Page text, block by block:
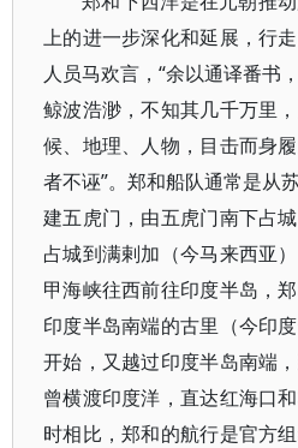
上的进一步深化和延展，行
人员马欢言，“余以通译番书
鲸波浩渺，不知其几千万里
候、地理、人物，目击而身
者不诬”。郑和船队通常是从
建五虎门，由五虎门南下占
占城到满剌加（今马来西亚
甲海峡往西前往印度半岛，
印度半岛南端的古里（今印
开始，又越过印度半岛南端
曾横渡印度洋，直达红海口
时相比，郑和的航行是官方